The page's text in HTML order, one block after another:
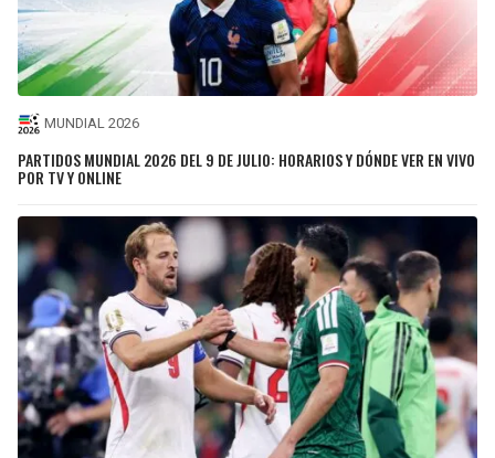
MUNDIAL 2026
PARTIDOS MUNDIAL 2026 DEL 9 DE JULIO: HORARIOS Y DÓNDE VER EN VIVO
POR TV Y ONLINE